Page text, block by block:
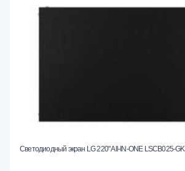
Светодиодный экран LG 220" All-IN-ONE LSCB025-GK